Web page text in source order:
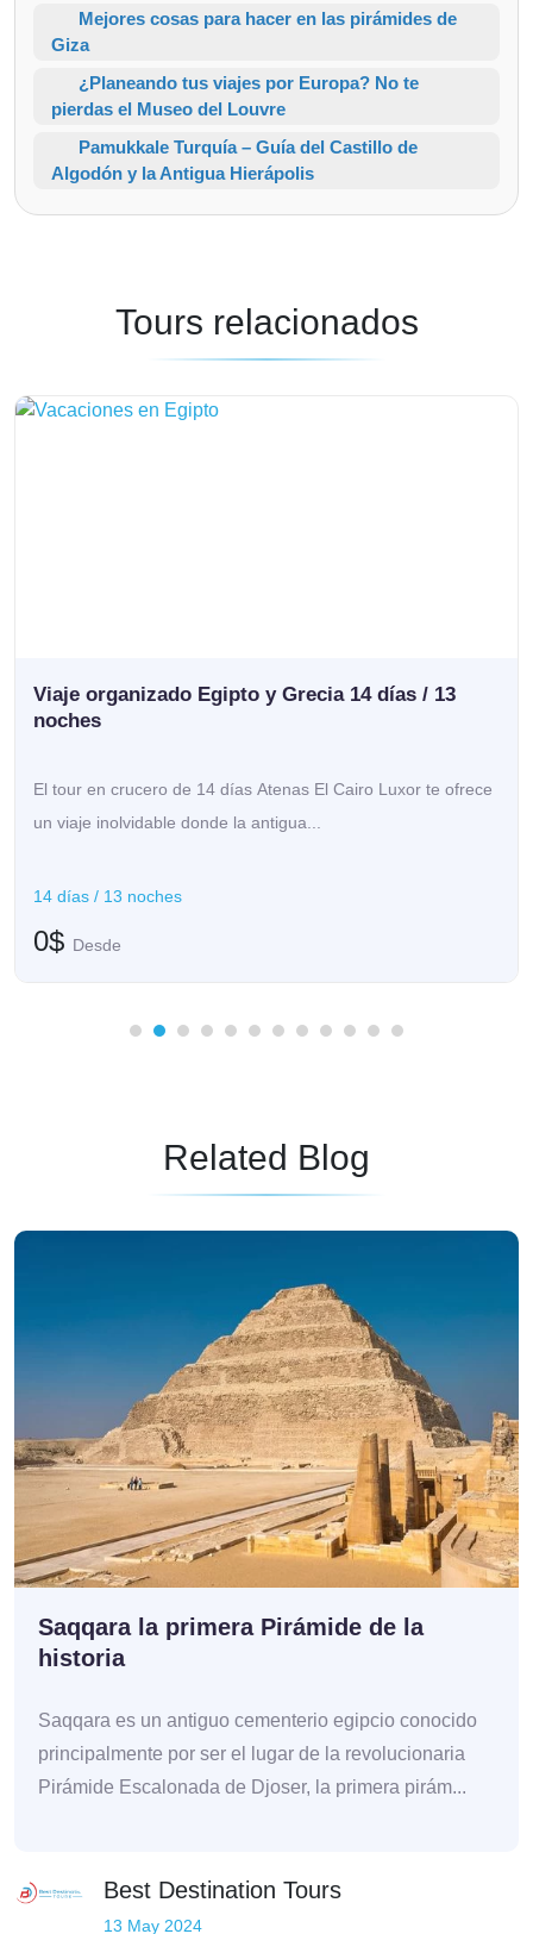
Mejores cosas para hacer en las pirámides de
Giza
¿Planeando tus viajes por Europa? No te
pierdas el Museo del Louvre
Pamukkale Turquía – Guía del Castillo de
Algodón y la Antigua Hierápolis
Tours relacionados
y Grecia 14 días / 13
días Atenas El Cairo Luxor te ofrece
la antigua...
8 Días / 7 Noches
Vive estos
Related Blog
Saqqara la primera Pirámide de la
historia
Saqqara es un antiguo cementerio egipcio conocido
principalmente por ser el lugar de la revolucionaria
Pirámide Escalonada de Djoser, la primera pirám...
Best Destination Tours
13 May 2024